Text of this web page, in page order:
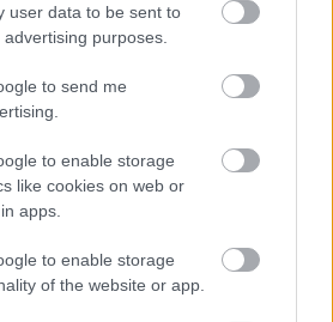
user data to be sent to
purposes.
to send me
to enable storage
like cookies on web or
apps.
to enable storage
of the website or app.
a budapesti metrón